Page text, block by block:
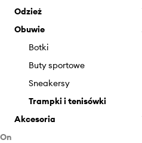
Odzież
Bielizna
Bluzki i koszule
Bluzy
Dresy
Kurtki
Skarpetki
Obuwie
Botki
Buty sportowe
Sneakersy
Trampki i tenisówki
Akcesoria
On